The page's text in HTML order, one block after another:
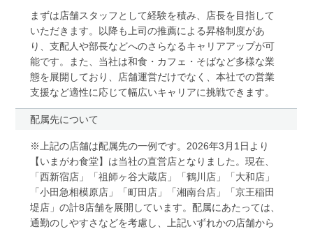
まずは店舗スタッフとして経験を積み、店長を目指して
いただきます。以降も上司の推薦による昇格制度があ
り、支配人や部長などへのさらなるキャリアアップが可
能です。また、当社は和食・カフェ・そばなど多様な業
態を展開しており、店舗運営だけでなく、本社での営業
支援など適性に応じて幅広いキャリアに挑戦できます。
配属先について
※上記の店舗は配属先の一例です。2026年3月1日より
【いまがわ食堂】は当社の直営店となりました。現在、
「西新宿店」「祖師ヶ谷大蔵店」「鶴川店」「大和店」
「小田急相模原店」「町田店」「湘南台店」「京王稲田
堤店」の計8店舗を展開しています。配属にあたっては、
通勤のしやすさなどを考慮し、上記いずれかの店舗から